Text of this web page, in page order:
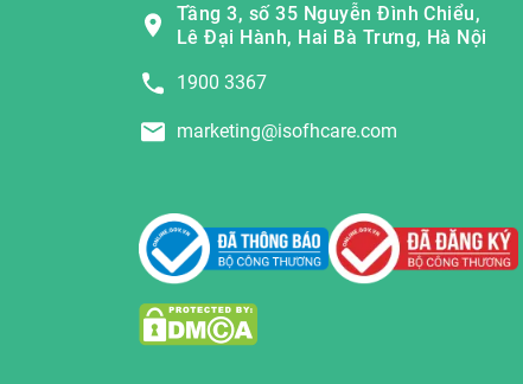
Tầng 3, số 35 Nguyễn Đình Chiểu,
Lê Đại Hành, Hai Bà Trưng, Hà Nội
1900 3367
marketing@isofhcare.com